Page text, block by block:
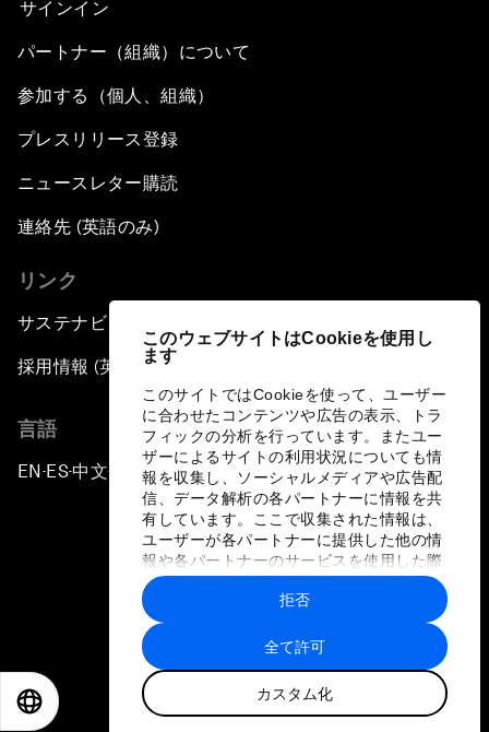
このウェブサイトはCookieを使用し
ます
このサイトではCookieを使って、ユーザー
に合わせたコンテンツや広告の表示、トラ
フィックの分析を行っています。またユー
ザーによるサイトの利用状況についても情
報を収集し、ソーシャルメディアや広告配
信、データ解析の各パートナーに情報を共
有しています。ここで収集された情報は、
ユーザーが各パートナーに提供した他の情
報や各パートナーのサービスを使用した際
に収集された情報と組み合わされ、各パー
トナーによって使用されることがありま
す。
全て許可
カスタム化
拒否
サインイン
パートナー（組織）について
参加する（個人、組織）
プレスリリース登録
ニュースレター購読
連絡先 (英語のみ)
リンク
サステナビリティへの取り組み
採用情報 (英語のみ)
言語
EN ▪ES▪中文▪ 日本語
プライバシーポリシーと利用規約
サイトマップ
©
世界経済フォーラム